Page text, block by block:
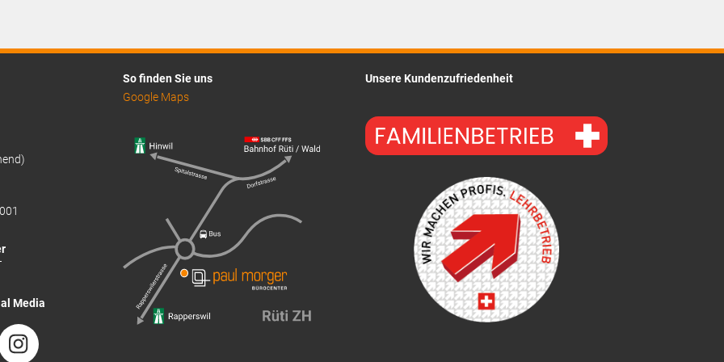
Media
So finden Sie uns
Google Maps
Unsere Kundenzufriedenheit